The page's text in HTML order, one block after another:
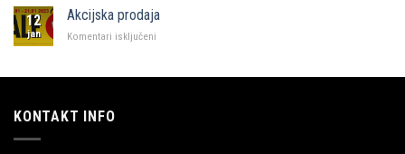
Zadru
12
jan
Akcijska prodaja
Komentari isključeni
KONTAKT INFO